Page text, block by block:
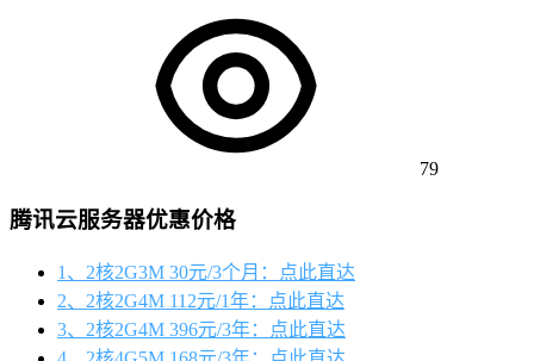
79
腾讯云服务器优惠价格
1、2核2G3M 30元/3个月：点此直达
2、2核2G4M 112元/1年：点此直达
3、2核2G4M 396元/3年：点此直达